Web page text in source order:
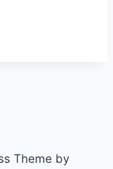
Theme by